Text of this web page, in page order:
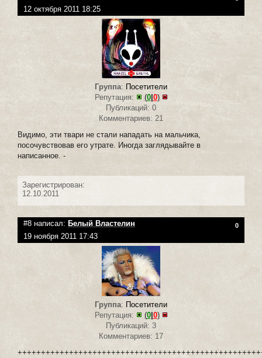
12 октября 2011 18:25
Группа: Посетители
Репутация:
(0| 0)
Публикаций: 0
Комментариев: 21
Видимо, эти твари не стали нападать на мальчика,
посочувствовав его утрате. Иногда заглядывайте в
написанное. -
Зарегистрирован:
12.10.2011
#8 написал: Белый Властелин 0
19 ноября 2011 17:43
Группа: Посетители
Репутация:
(0| 0)
Публикаций: 3
Комментариев: 17